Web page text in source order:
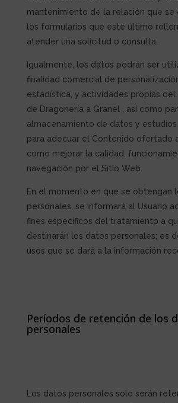
mantenimiento de la relación que se
los formularios que este último
atender una solicitud o consulta.
Igualmente, los datos podrán ser
finalidad comercial de
estadística, y actividades propias del
de Dragonería a Granel , así como
almacenamiento de datos y
para adecuar el Contenido ofertado
como mejorar la calidad,
navegación por el Sitio Web.
En el momento en que se obtengan
personales, se informará al Usuario
fines específicos del tratamiento a
destinarán los datos personales; es
usos que se dará a la información
Períodos de retención de los
personales
Los datos personales solo serán